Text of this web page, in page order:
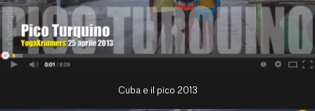
Cuba e il pico 2013